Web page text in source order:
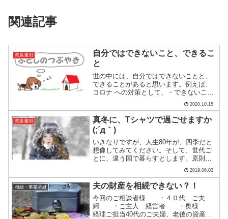
関連記事
資産運用
自分ではできないこと、できるこ
と
世の中には、自分ではできないことと、
できることがあると思います。例えば、
コロナ への対策として、・できないこと
マスクをしたり手洗いを徹底するなどな
ど。それでは、昨年、話題になった老後
資金2,000万円不足...
2020.10.15
資産運用
真冬に、Tシャツで過ごせますか
(;´д｀)
いきなりですが、人生80年が、四季だと
想像してみてください。そして、世代ご
とに、違う国で暮らすとします。原則、
他の国との交流は禁じられています。生
まれてから20歳まで:春の国21歳から40歳
まで:夏の国41歳から60歳まで:秋の国61
歳から...
2019.06.02
相続・事業承継 夫の財産を相続できない？！
今回のご相談者様 ・４０代 ご夫
婦 ・ご主人 経営者 ・奥様
経理ご担当40代のご夫婦、老後の資産運